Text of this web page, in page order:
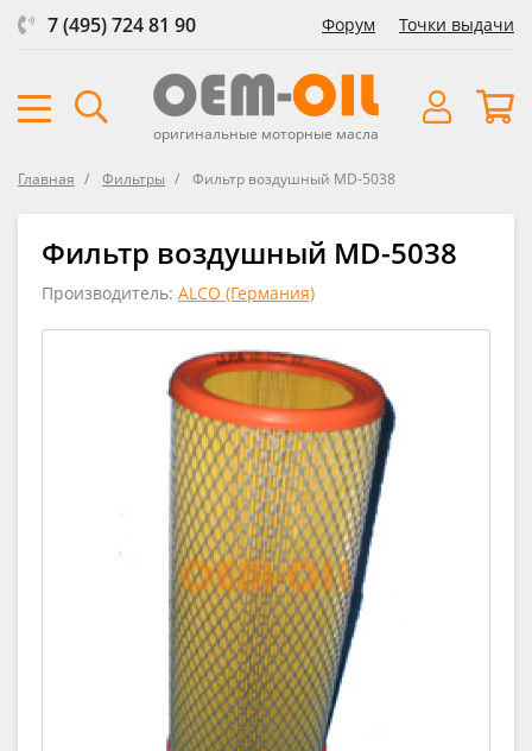
7 (495) 724 81 90 Форум Точки выдачи
оригинальные моторные масла
Главная Фильтры Фильтр воздушный MD-5038
Фильтр воздушный MD-5038
Производитель: ALCO (Германия)